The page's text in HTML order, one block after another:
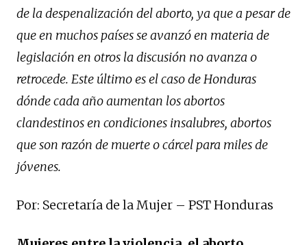
de la despenalización del aborto, ya que a pesar de
que en muchos países se avanzó en materia de
legislación en otros la discusión no avanza o
retrocede. Este último es el caso de Honduras
dónde cada año aumentan los abortos
clandestinos en condiciones insalubres, abortos
que son razón de muerte o cárcel para miles de
jóvenes.
Por: Secretaría de la Mujer – PST Honduras